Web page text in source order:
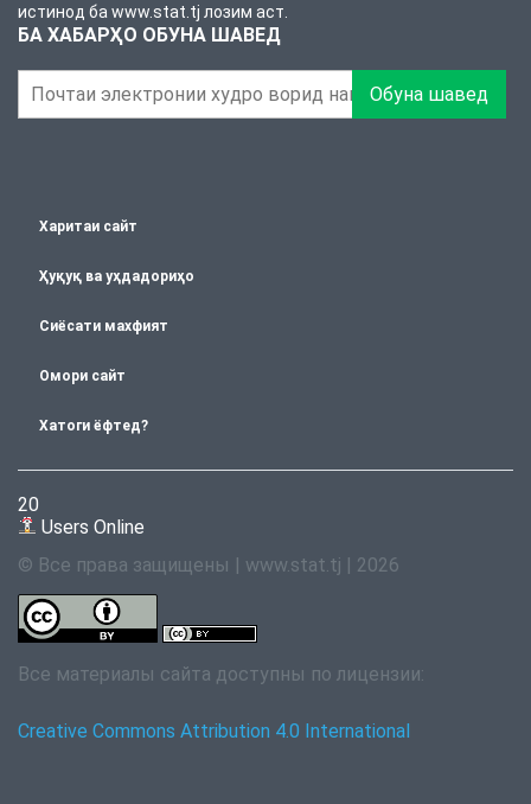
истинод ба www.stat.tj лозим аст.
БА ХАБАРҲО ОБУНА ШАВЕД
Обуна шавед
Харитаи сайт
Ҳуқуқ ва уҳдадориҳо
Сиёсати махфият
Омори сайт
Хатоги ёфтед?
20
Users Online
© Все права защищены | www.stat.tj | 2026
Все материалы сайта доступны по лицензии:
Creative Commons Attribution 4.0 International